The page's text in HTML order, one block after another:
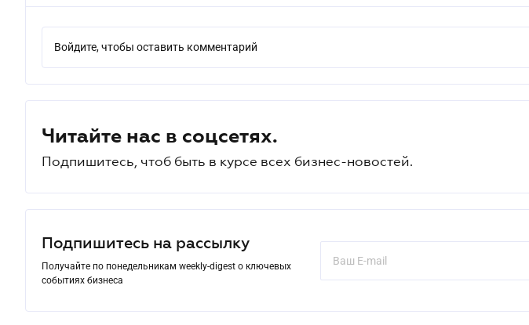
Войдите, чтобы оставить комментарий
Читайте нас в соцсетях.
Подпишитесь, чтоб быть в курсе всех бизнес-новостей.
Подпишитесь на рассылку
Получайте по понедельникам weekly-digest о ключевых
событиях бизнеса